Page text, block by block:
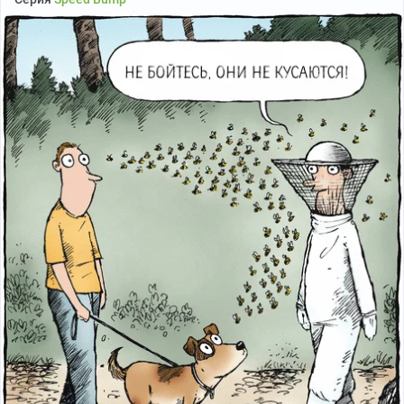
Забайкалью уточнили, что второй пострадавшей
стала 10-летняя девочка. Алабай напал на нее во
время прогулки с мамой. Та же ли эта собака в пресс-
службе не уточнили.
— Проводится проверка. Установлено, что ребенок с
мамой шла по улице. К ним подбежала собака,
предварительно, породы алабай и укусила девочку, —
сообщили в пресс-службе.
По словам матери пострадавшего ребенка, про
нападение ей рассказали местные жители. Вместе с
мужем они искали покусавшего ее сына алабая и
заехали в микрорайон Молодежный. Спросили у
местных жителей: «Не видели ли они здесь большую
собаку». В ответ им показали место, где сидела эта
собака. Инцидент произошел утром.
— Ее там все сторожили, чтобы она никуда не ушла. А
она никуда не уходила, такое ощущение, что ждала
хозяина, который ее привез. Мы звонили отловщикам